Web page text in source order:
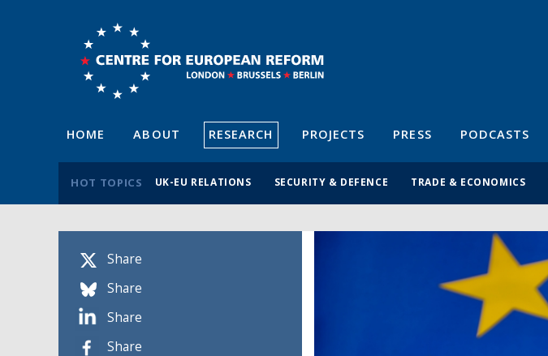
HOME ABOUT RESEARCH PROJECTS PRESS PODCASTS
HOT TOPICS UK-EU RELATIONS SECURITY & DEFENCE TRADE & ECONOMICS
Share
Share
Share
Share